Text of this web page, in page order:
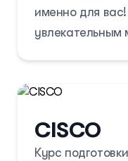
именно для
увлекательным
Под
расширить
самые смелые
CISCO
Курс